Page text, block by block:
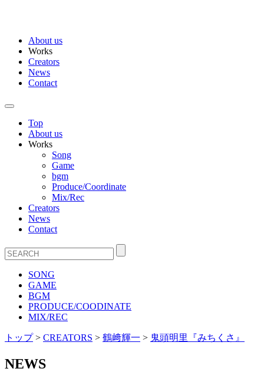
About us
Works
Creators
News
Contact
Top
About us
Works
Song
Game
bgm
Produce/Coordinate
Mix/Rec
Creators
News
Contact
SONG
GAME
BGM
PRODUCE/COODINATE
MIX/REC
トップ> CREATORS > 鶴﨑輝一 > 鬼頭明里『みちくさ』
NEWS